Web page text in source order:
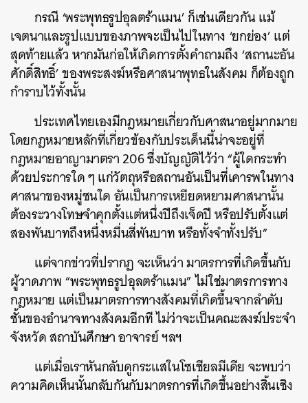
กรณี ‘พระพุทธรูปอุลตร้าแมน’ ก็เช่นเดียวกัน แม้
เจตนาและรูปแบบของภาพจะเป็นไปในทาง ‘ยกย่อง’ แต่
สุดท้ายแล้ว หากมันก่อให้เกิดการตั้งคำถามถึง ‘สถานะอัน
ศักดิ์สิทธิ์’ ของพระสงฆ์หรือศาสนาพุทธในสังคม ก็ต้องถูก
กำราบไว้ทั้งนั้น
ประเทศไทยเองมีกฎหมายเกี่ยวกับศาสนาอยู่มากมาย
โดยกฎหมายหลักที่เกี่ยวข้องกับประเด็นนี้น่าจะอยู่ที่
กฎหมายอาญามาตรา 206 ซึ่งบัญญัติไว้ว่า“ผู้ใดกระทํา
ด้วยประการใด ๆ แก่วัตถุหรือสถานอันเป็นที่เคารพในทาง
ศาสนาของหมู่ชนใด อันเป็นการเหยียดหยามศาสนานั้น
ต้องระวางโทษจําคุกตั้งแต่หนึ่งปีถึงเจ็ดปี หรือปรับตั้งแต่
สองพันบาทถึงหนึ่งหมื่นสี่พันบาท หรือทั้งจําทั้งปรับ”
แต่จากข่าวที่ปรากฏ จะเห็นว่า มาตรการที่เกิดขึ้นกับ
ผู้วาดภาพ“พระพุทธรูปอุลตร้าแมน” ไม่ใช่มาตรการทาง
กฎหมาย แต่เป็นมาตรการทางสังคมที่เกิดขึ้นจากลำดับ
ชั้นของอำนาจทางสังคมอีกที ไม่ว่าจะเป็นคณะสงฆ์ประจำ
จังหวัด สถาบันศึกษา อาจารย์ ฯลฯ
แต่เมื่อเราหันกลับดูกระแสในโซเชียลมีเดีย จะพบว่า
ความคิดเห็นนั้นกลับกันกับมาตรการที่เกิดขึ้นอย่างสิ้นเชิง